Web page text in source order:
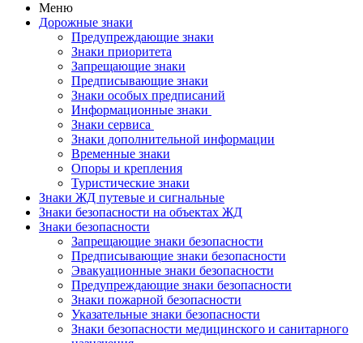
Меню
Дорожные знаки
Предупреждающие знаки
Знаки приоритета
Запрещающие знаки
Предписывающие знаки
Знаки особых предписаний
Информационные знаки
Знаки сервиса
Знаки дополнительной информации
Временные знаки
Опоры и крепления
Туристические знаки
Знаки ЖД путевые и сигнальные
Знаки безопасности на объектах ЖД
Знаки безопасности
Запрещающие знаки безопасности
Предписывающие знаки безопасности
Эвакуационные знаки безопасности
Предупреждающие знаки безопасности
Знаки пожарной безопасности
Указательные знаки безопасности
Знаки безопасности медицинского и санитарного